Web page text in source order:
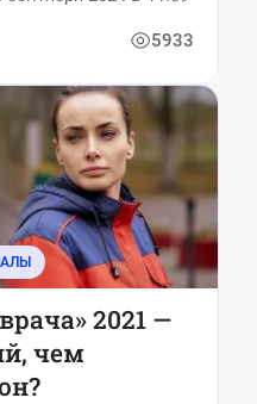
5933
2021 —
чем